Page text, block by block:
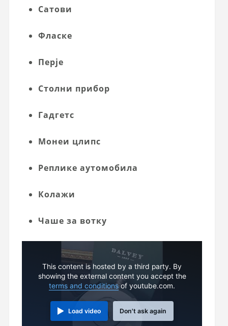
Сатови
Фласке
Перје
Столни прибор
Гадгетс
Монеи цлипс
Реплике аутомобила
Колажи
Чаше за вотку
This content is hosted by a third party. By
showing the external content you accept the
terms and conditionsof youtube.com.
Load video Don't ask again